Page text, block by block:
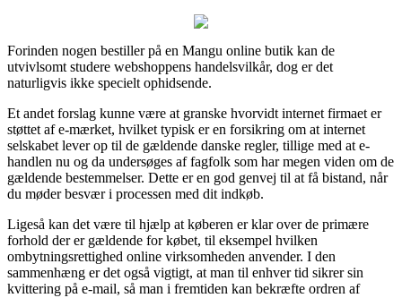
Forinden nogen bestiller på en Mangu online butik kan de
utvivlsomt studere webshoppens handelsvilkår, dog er det
naturligvis ikke specielt ophidsende.
Et andet forslag kunne være at granske hvorvidt internet firmaet er
støttet af e-mærket, hvilket typisk er en forsikring om at internet
selskabet lever op til de gældende danske regler, tillige med at e-
handlen nu og da undersøges af fagfolk som har megen viden om de
gældende bestemmelser. Dette er en god genvej til at få bistand, når
du møder besvær i processen med dit indkøb.
Ligeså kan det være til hjælp at køberen er klar over de primære
forhold der er gældende for købet, til eksempel hvilken
ombytningsrettighed online virksomheden anvender. I den
sammenhæng er det også vigtigt, at man til enhver tid sikrer sin
kvittering på e-mail, så man i fremtiden kan bekræfte ordren af